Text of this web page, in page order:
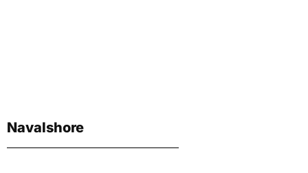
Navalshore